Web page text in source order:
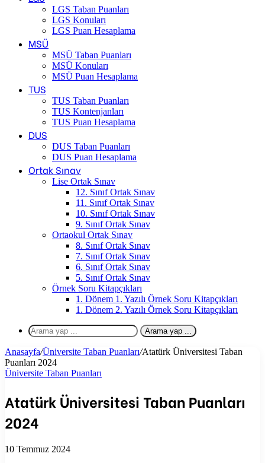
LGS Taban Puanları
LGS Konuları
LGS Puan Hesaplama
MSÜ
MSÜ Taban Puanları
MSÜ Konuları
MSÜ Puan Hesaplama
TUS
TUS Taban Puanları
TUS Kontenjanları
TUS Puan Hesaplama
DUS
DUS Taban Puanları
DUS Puan Hesaplama
Ortak Sınav
Lise Ortak Sınav
12. Sınıf Ortak Sınav
11. Sınıf Ortak Sınav
10. Sınıf Ortak Sınav
9. Sınıf Ortak Sınav
Ortaokul Ortak Sınav
8. Sınıf Ortak Sınav
7. Sınıf Ortak Sınav
6. Sınıf Ortak Sınav
5. Sınıf Ortak Sınav
Örnek Soru Kitapçıkları
1. Dönem 1. Yazılı Örnek Soru Kitapçıkları
1. Dönem 2. Yazılı Örnek Soru Kitapçıkları
Arama yap ...
Anasayfa/Üniversite Taban Puanları/Atatürk Üniversitesi Taban
Puanları 2024
Üniversite Taban Puanları
Atatürk Üniversitesi Taban Puanları
2024
10 Temmuz 2024